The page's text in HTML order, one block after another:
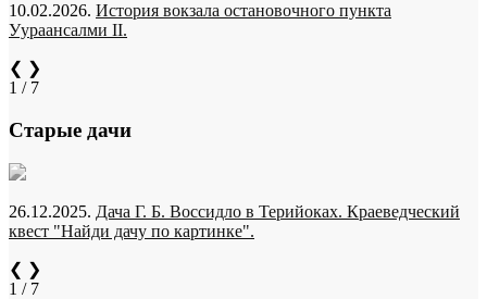
10.02.2026. История вокзала остановочного пункта
Уураансалми II.
❮ ❯
1 / 7
Старые дачи
26.12.2025. Дача Г. Б. Воссидло в Терийоках. Краеведческий
квест "Найди дачу по картинке".
❮ ❯
1 / 7